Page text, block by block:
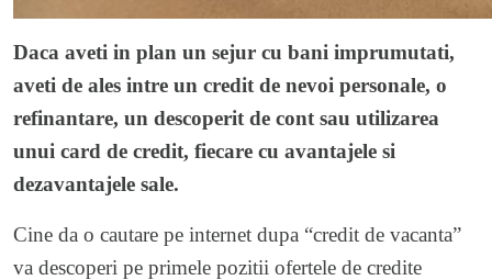
Daca aveti in plan un sejur cu bani imprumutati,
aveti de ales intre un credit de nevoi personale, o
refinantare, un descoperit de cont sau utilizarea
unui card de credit, fiecare cu avantajele si
dezavantajele sale.
Cine da o cautare pe internet dupa “credit de vacanta”
va descoperi pe primele pozitii ofertele de credite